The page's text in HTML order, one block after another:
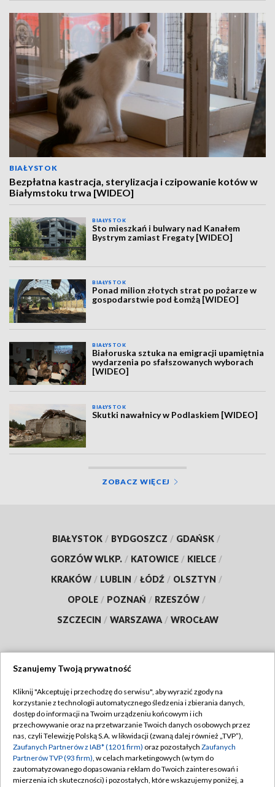
BIAŁYSTOK
Bezpłatna kastracja, sterylizacja i czipowanie kotów w
Białymstoku trwa [WIDEO]
BIAŁYSTOK
Sto mieszkań i bulwary nad Kanałem
Bystrym zamiast Fregaty [WIDEO]
BIAŁYSTOK
Ponad milion złotych strat po pożarze w
gospodarstwie pod Łomżą [WIDEO]
BIAŁYSTOK
Białoruska sztuka na emigracji upamiętnia
wydarzenia po sfałszowanych wyborach
[WIDEO]
BIAŁYSTOK
Skutki nawałnicy w Podlaskiem [WIDEO]
ZOBACZ WIĘCEJ
BIAŁYSTOK / BYDGOSZCZ / GDAŃSK /
GORZÓW WLKP. / KATOWICE / KIELCE /
KRAKÓW / LUBLIN / ŁÓDŹ / OLSZTYN /
OPOLE / POZNAŃ / RZESZÓW /
SZCZECIN / WARSZAWA / WROCŁAW
TVP
Abonament TVP
Emisja w TVP
Centrum informacji TVP
Naziemna Telewizja Cyfrowa
Regulamin TVP
Polityka prywatności
Moje zgody
Szanujemy Twoją prywatność
Kliknij "Akceptuję i przechodzę do serwisu", aby wyrazić zgody na
korzystanie z technologii automatycznego śledzenia i zbierania danych,
dostęp do informacji na Twoim urządzeniu końcowym i ich
przechowywanie oraz na przetwarzanie Twoich danych osobowych przez
nas, czyli Telewizję Polską S.A. w likwidacji (zwaną dalej również „TVP”),
Zaufanych Partnerów z IAB* (1201 firm) oraz pozostałych Zaufanych
Partnerów TVP (93 firm), w celach marketingowych (w tym do
zautomatyzowanego dopasowania reklam do Twoich zainteresowań i
mierzenia ich skuteczności) i pozostałych, które wskazujemy poniżej, a